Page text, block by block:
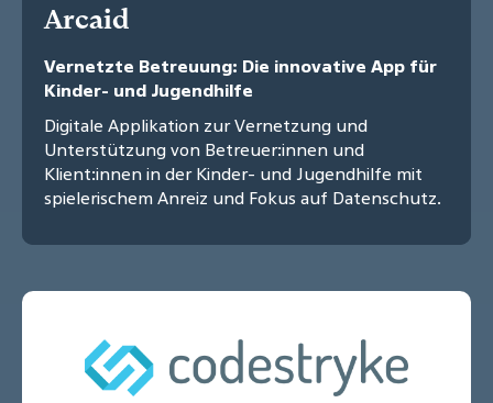
Arcaid
Vernetzte Betreuung: Die innovative App für
Kinder- und Jugendhilfe
Digitale Applikation zur Vernetzung und
Unterstützung von Betreuer:innen und
Klient:innen in der Kinder- und Jugendhilfe mit
spielerischem Anreiz und Fokus auf Datenschutz.